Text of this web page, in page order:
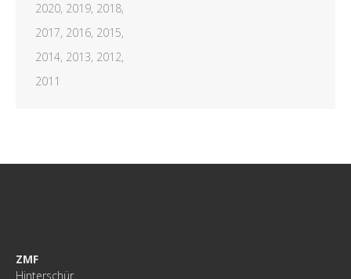
2020, 2019, 2018,
2017, 2016, 2015,
2014, 2013, 2012,
2011
ZMF
Hinterschür